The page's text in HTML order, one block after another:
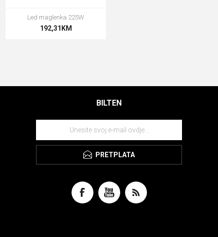
Led maglenka 225W
192,31KM
BILTEN
PRETPLATA